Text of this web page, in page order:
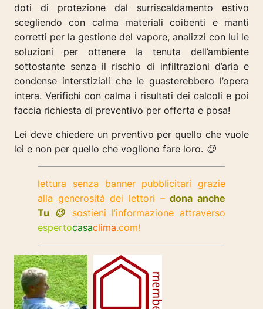
doti di protezione dal surriscaldamento estivo
scegliendo con calma materiali coibenti e manti
corretti per la gestione del vapore, analizzi con lui le
soluzioni per ottenere la tenuta dell’ambiente
sottostante senza il rischio di infiltrazioni d’aria e
condense interstiziali che le guasterebbero l’opera
intera. Verifichi con calma i risultati dei calcoli e poi
faccia richiesta di preventivo per offerta e posa!
Lei deve chiedere un prventivo per quello che vuole
lei e non per quello che vogliono fare loro. 😉
lettura senza banner pubblicitari grazie
alla generosità dei lettori –dona anche
Tu 😉
sostieni l’informazione attraverso
espertocasaclima.com!